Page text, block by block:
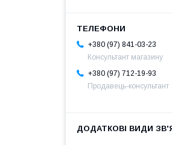
+380 (97) 841-03-23
Консультант магазину
+380 (97) 712-19-93
Продавець-консультант